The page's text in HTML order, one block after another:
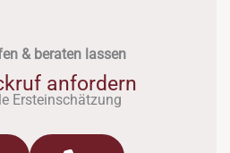
& beraten lassen
anfordern
Ersteinschätzung